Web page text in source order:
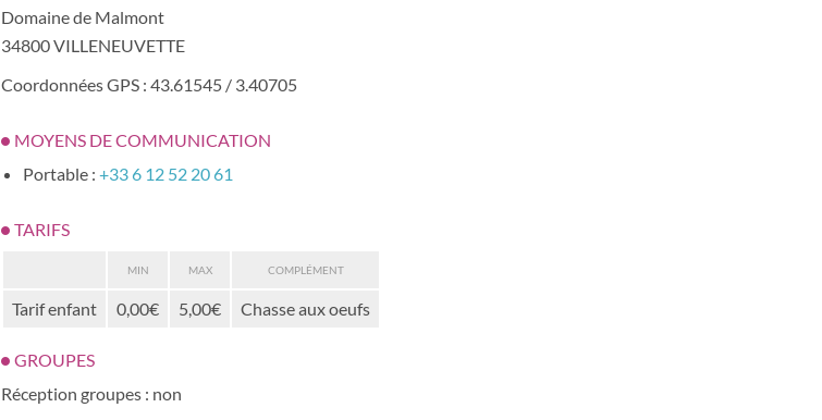
Domaine de Malmont
34800 VILLENEUVETTE
Coordonnées GPS : 43.61545 / 3.40705
MOYENS DE COMMUNICATION
Portable : +33 6 12 52 20 61
TARIFS
MIN MAX COMPLÉMENT
Tarif enfant 0,00€ 5,00€ Chasse aux oeufs
GROUPES
Réception groupes : non